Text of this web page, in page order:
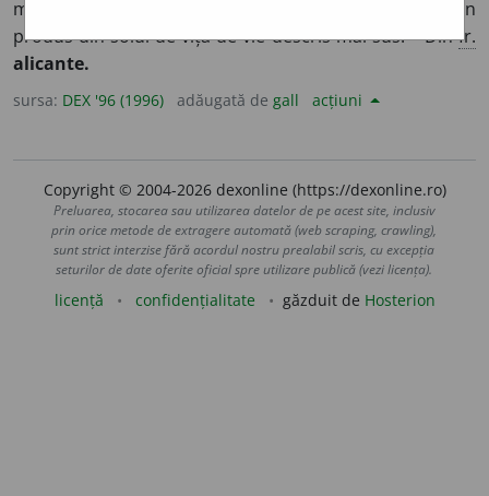
mărime mijlocie și boabe sferice uniforme. ♦
Vin
produs din soiul de viță de vie descris mai sus. – Dinfr.
alicante.
sursa: DEX '96 (1996) adăugată de gall acțiuni
Copyright © 2004-2026 dexonline (https://dexonline.ro)
Preluarea, stocarea sau utilizarea datelor de pe acest site, inclusiv
prin orice metode de extragere automată (web scraping, crawling),
sunt strict interzise fără acordul nostru prealabil scris, cu excepția
seturilor de date oferite oficial spre utilizare publică (vezi licența).
licență confidențialitate găzduit de Hosterion